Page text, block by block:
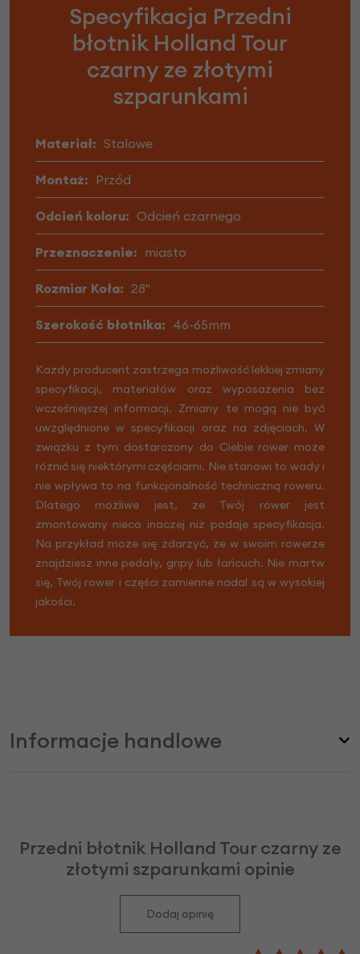
Specyfikacja Przedni
błotnik Holland Tour
czarny ze złotymi
szparunkami
Materiał: Stalowe
Montaż: Przód
Odcień koloru: Odcień czarnego
Przeznaczenie: miasto
Rozmiar Koła: 28"
Szerokość błotnika: 46-65mm
Każdy producent zastrzega możliwość lekkiej zmiany
specyfikacji, materiałów oraz wyposażenia bez
wcześniejszej informacji. Zmiany te mogą nie być
uwzględnione w specyfikacji oraz na zdjęciach. W
związku z tym dostarczony do Ciebie rower może
różnić się niektórymi częściami. Nie stanowi to wady i
nie wpływa to na funkcjonalność techniczną roweru.
Dlatego możliwe jest, że Twój rower jest
zmontowany nieco inaczej niż podaje specyfikacja.
Na przykład może się zdarzyć, że w swoim rowerze
znajdziesz inne pedały, gripy lub łańcuch. Nie martw
się, Twój rower i części zamienne nadal są w wysokiej
jakości.
Informacje handlowe
Przedni błotnik Holland Tour czarny ze
złotymi szparunkami opinie
Dodaj opinię